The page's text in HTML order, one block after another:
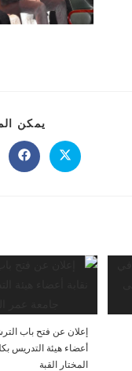
يمكن
إعلان عن فتح باب
أعضاء هيئة التدريس
المختار القبة